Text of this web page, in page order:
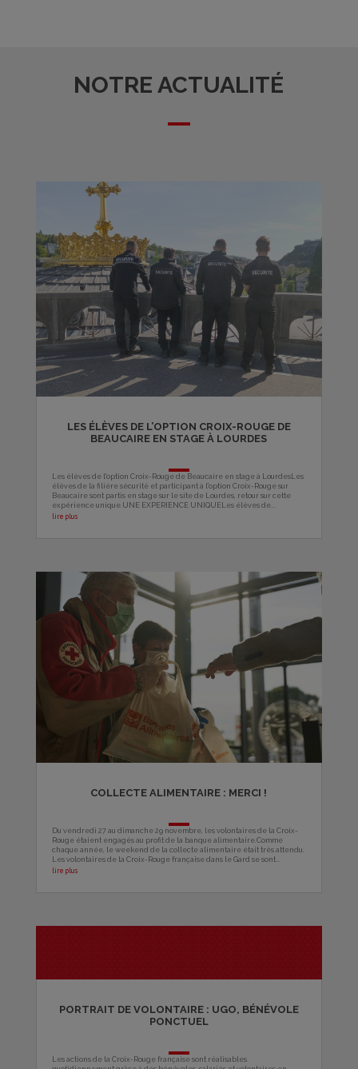
NOTRE ACTUALITÉ
LES ÉLÈVES DE L’OPTION CROIX-ROUGE DE
BEAUCAIRE EN STAGE À LOURDES
Les élèves de l'option Croix-Rouge de Beaucaire en stage à LourdesLes
élèves de la filière sécurité et participant à l'option Croix-Rouge sur
Beaucaire sont partis en stage sur le site de Lourdes, retour sur cette
expérience unique.UNE EXPERIENCE UNIQUELes élèves de...
lire plus
COLLECTE ALIMENTAIRE : MERCI !
Du vendredi 27 au dimanche 29 novembre, les volontaires de la Croix-
Rouge étaient engagés au profit de la banque alimentaire.Comme
chaque année, le weekend de la collecte alimentaire était très attendu.
Les volontaires de la Croix-Rouge française dans le Gard se sont...
lire plus
PORTRAIT DE VOLONTAIRE : UGO, BÉNÉVOLE
PONCTUEL
Les actions de la Croix-Rouge française sont réalisables